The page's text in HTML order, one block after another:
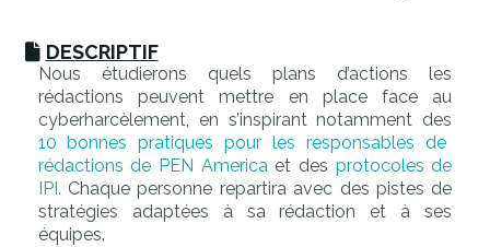
DESCRIPTIF
Nous étudierons quels plans d’actions les
rédactions peuvent mettre en place face au
cyberharcèlement, en s’inspirant notamment des
10 bonnes pratiques pour les responsables de
rédactions de PEN Americaet des protocoles de
IPI. Chaque personne repartira avec des pistes de
stratégies adaptées à sa rédaction et à ses
équipes.